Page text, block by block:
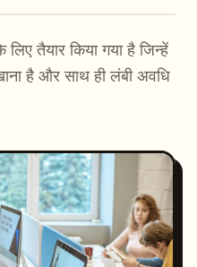
तैयार किया गया है जिन्हें
है और साथ ही लंबी अवधि